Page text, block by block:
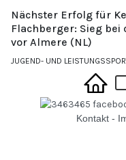
Nächster Erfolg für
Flachberger: Sieg bei
vor Almere (NL)
JUGEND- UND
Kontakt -